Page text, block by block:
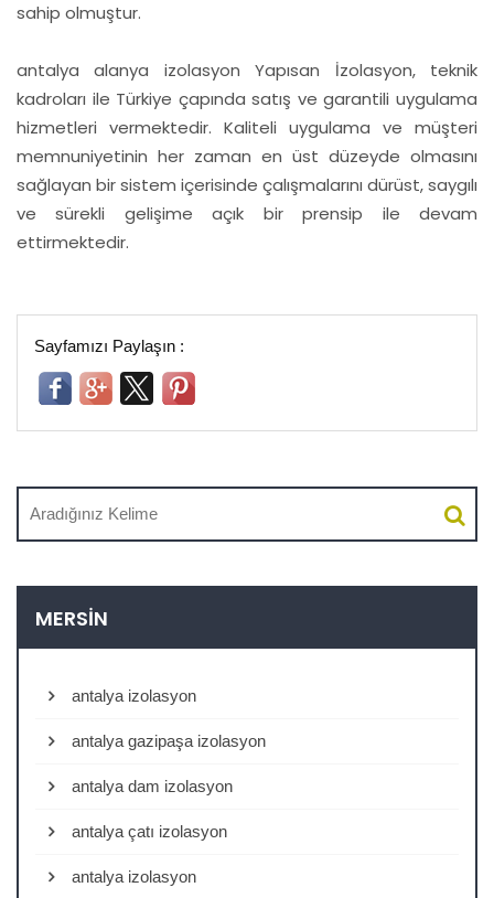
sahip olmuştur.
antalya alanya izolasyon Yapısan İzolasyon, teknik
kadroları ile Türkiye çapında satış ve garantili uygulama
hizmetleri vermektedir. Kaliteli uygulama ve müşteri
memnuniyetinin her zaman en üst düzeyde olmasını
sağlayan bir sistem içerisinde çalışmalarını dürüst, saygılı
ve sürekli gelişime açık bir prensip ile devam
ettirmektedir.
Sayfamızı Paylaşın :
MERSIN
antalya izolasyon
antalya gazipaşa izolasyon
antalya dam izolasyon
antalya çatı izolasyon
antalya izolasyon